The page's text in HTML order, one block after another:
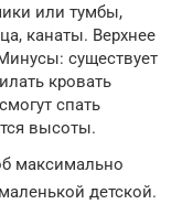
или тумбы,
канаты. Верхнее
существует
кровать
спать
высоты.
максимально
детской.